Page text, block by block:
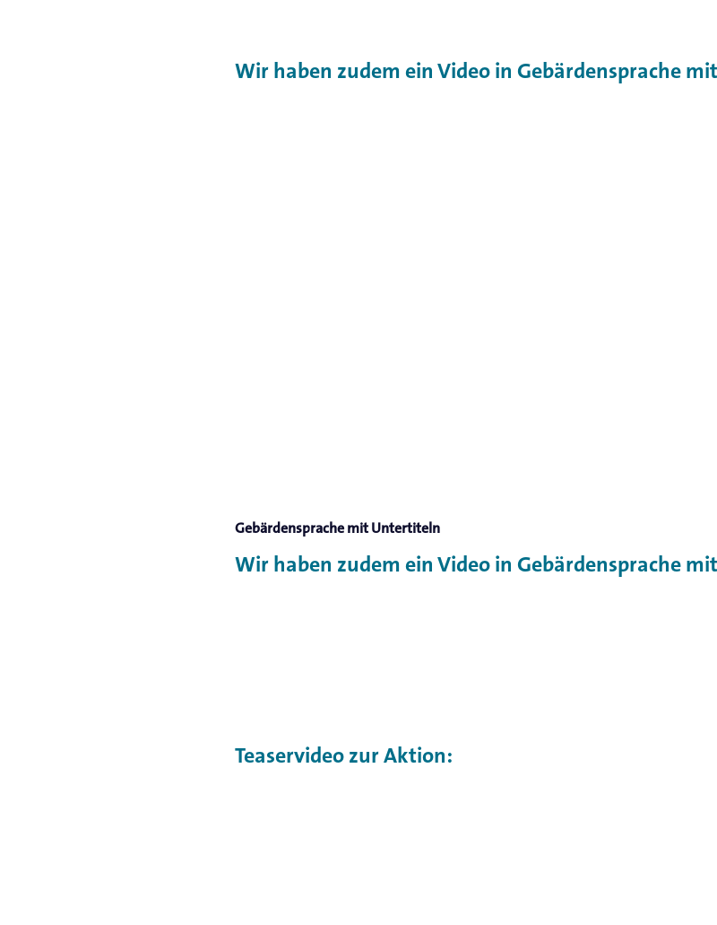
Wir haben zudem ein Video in Gebärdensprache
Gebärdensprache mit Untertiteln
Wir haben zudem ein Video in Gebärdensprache
Teaservideo zur Aktion: